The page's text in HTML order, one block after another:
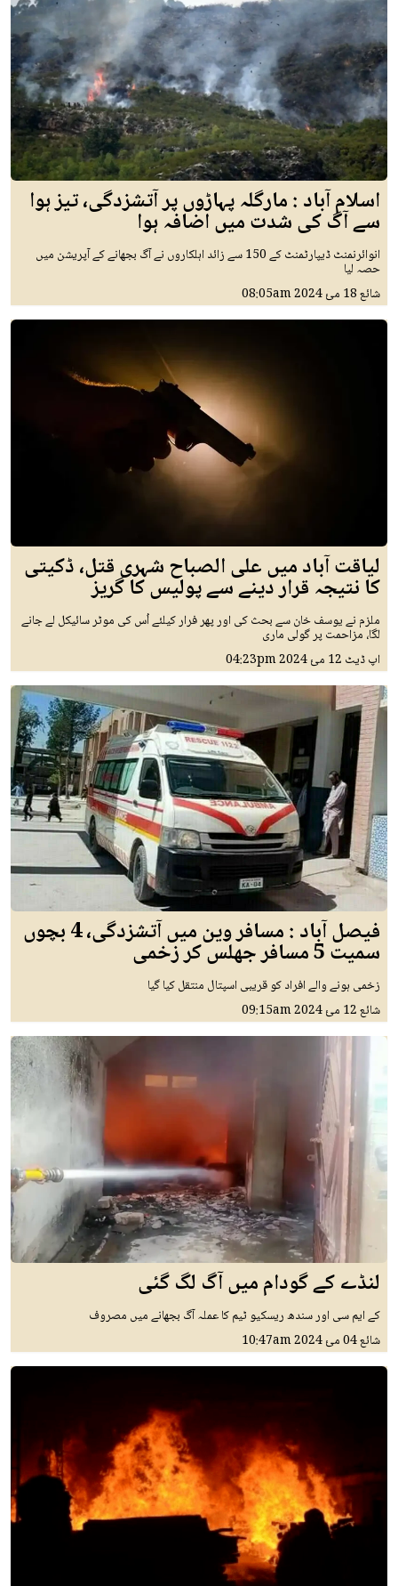
اسلام آباد : مارگلہ پہاڑوں پر آتشزدگی، تیز ہوا
سے آگ کی شدت میں اضافہ ہوا
انوائرنمنٹ ڈیپارٹمنٹ کے 150 سے زائد اہلکاروں نے آگ بجھانے کے آپریشن میں
حصہ لیا
شائع18 مئ 2024 08:05am
لیاقت آباد میں علی الصباح شہری قتل، ڈکیتی
کا نتیجہ قرار دینے سے پولیس کا گریز
ملزم نے یوسف خان سے بحث کی اور پھر فرار کیلئے اُس کی موٹر سائیکل لے جانے
لگا، مزاحمت پر گولی ماری
اپ ڈیٹ 12 مئ 2024 04:23pm
فیصل آباد : مسافر وین میں آتشزدگی، 4 بچوں
سمیت 5 مسافر جھلس کر زخمی
زخمی ہونے والے افراد کو قریبی اسپتال منتقل کیا گیا
شائع12 مئ 2024 09:15am
لنڈے کے گودام میں آگ لگ گئی
کے ایم سی اور سندھ ریسکیو ٹیم کا عملہ آگ بجھانے میں مصروف
شائع04 مئ 2024 10:47am